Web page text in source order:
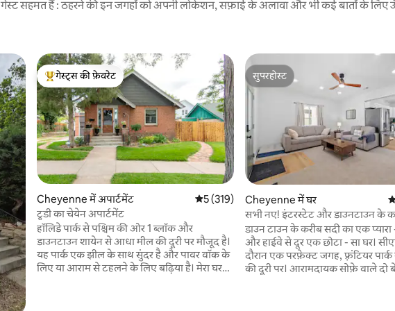
गेस्ट सहमत हैं : ठहरने की इन जगहों को अपनी लोकेशन, सफ़ाई के अलावा और भी कई बातों के लिए
गेस्ट्स का टॉप फ़ेवरेट
गेस्ट्स की फ़ेवरेट
Cheyenne में अपार्टमेंट औसत रेटिंग 5 में से 5, 319 समीक्षाएँ
5 (319)
ट्रूडी का चेयेन अपार्टमेंट
हॉलिडे पार्क से पश्चिम की ओर 1 ब्लॉक और
डाउनटाउन शायेन से आधा मील की दूरी पर मौजूद है।
यह पार्क एक झील के साथ सुंदर है और पावर वॉक के
लिए या आराम से टहलने के लिए बढ़िया है। मेरा घर
सुपरहोस्ट
सुपरहोस्ट
Cheyenne में घर
सभी नए! इंटरस्टेट और डाउनटाउन के
डाउन टाउन के करीब सदी का एक प्यारा
और हाईवे से दूर एक छोटा - सा घर।
दौरान एक परफ़ेक्ट जगह, फ़्रंटियर
की दूरी पर। आरामदायक सोफ़े वाले दो बेडरूम और